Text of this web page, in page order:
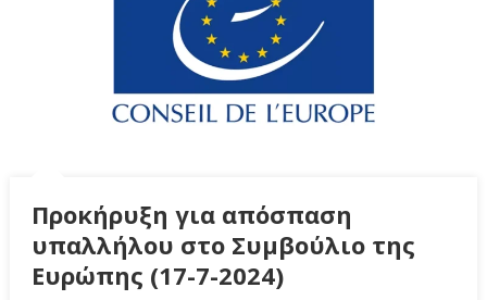
Προκήρυξη για απόσπαση
υπαλλήλου στο Συμβούλιο της
Ευρώπης (17-7-2024)